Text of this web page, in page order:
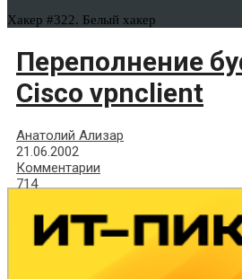
Хакер #322. Белый хакер
Переполнение
Cisco vpnclient
Анатолий Ализар
21.06.2002
Комментарии
714